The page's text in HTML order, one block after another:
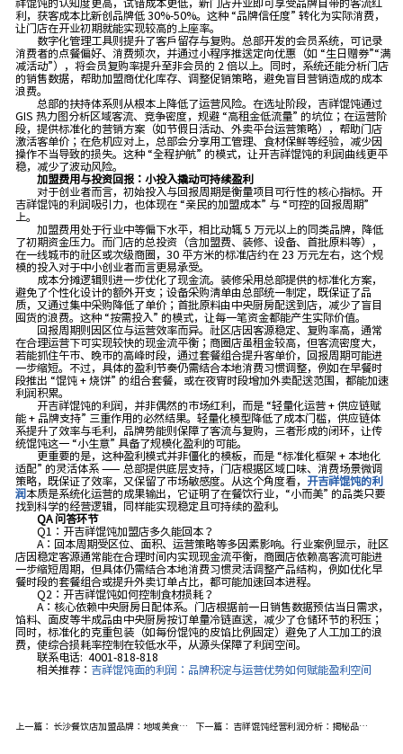
利，获客成本比新创品牌低 30%-50%。这种 “品牌信任度” 转化为实际消费，
让门店在开业初期就能实现较高的上座率。
数字化管理工具则提升了客户留存与复购。总部开发的会员系统，可记录
消费者的点餐偏好、消费频次，并通过小程序推送定向优惠（如 “生日赠券”“满
减活动”），将会员复购率提升至非会员的 2 倍以上。同时，系统还能分析门店
的销售数据，帮助加盟商优化库存、调整促销策略，避免盲目营销造成的成本
浪费。
总部的扶持体系则从根本上降低了运营风险。在选址阶段，吉祥馄饨通过
GIS 热力图分析区域客流、竞争密度，规避 “高租金低流量” 的坑位；在运营阶
段，提供标准化的营销方案（如节假日活动、外卖平台运营策略），帮助门店
激活客单价；在危机应对上，总部会分享用工管理、食材保鲜等经验，减少因
操作不当导致的损失。这种 “全程护航” 的模式，让开吉祥馄饨的利润曲线更平
稳，减少了波动风险。
加盟费用与投资回报：小投入撬动可持续盈利
对于创业者而言，初始投入与回报周期是衡量项目可行性的核心指标。开
吉祥馄饨的利润吸引力，也体现在 “亲民的加盟成本” 与 “可控的回报周期”
上。
加盟费用处于行业中等偏下水平，相比动辄 5 万元以上的同类品牌，降低
了初期资金压力。而门店的总投资（含加盟费、装修、设备、首批原料等），
在一线城市的社区或次级商圈，30 平方米的标准店约在 23 万元左右，这个规
模的投入对于中小创业者而言更易承受。
成本分摊逻辑则进一步优化了现金流。装修采用总部提供的标准化方案，
避免了个性化设计的额外开支；设备采购清单由总部统一制定，既保证了品
质，又通过集中采购降低了单价；首批原料由中央厨房配送到店，减少了盲目
囤货的浪费。这种 “按需投入” 的模式，让每一笔资金都能产生实际价值。
回报周期则因区位与运营效率而异。社区店因客源稳定、复购率高，通常
在合理运营下可实现较快的现金流平衡；商圈店虽租金较高，但客流密度大，
若能抓住午市、晚市的高峰时段，通过套餐组合提升客单价，回报周期可能进
一步缩短。不过，具体的盈利节奏仍需结合本地消费习惯调整，例如在早餐时
段推出 “馄饨 + 烧饼” 的组合套餐，或在夜宵时段增加外卖配送范围，都能加速
利润积累。
开吉祥馄饨的利润，并非偶然的市场红利，而是 “轻量化运营 + 供应链赋
能 + 品牌支持” 三重作用的必然结果。轻量化模型降低了成本门槛，供应链体
系提升了效率与毛利，品牌势能则保障了客流与复购，三者形成的闭环，让传
统馄饨这一 “小生意” 具备了规模化盈利的可能。
更重要的是，这种盈利模式并非僵化的模板，而是 “标准化框架 + 本地化
适配” 的灵活体系 —— 总部提供底层支持，门店根据区域口味、消费场景微调
策略，既保证了效率，又保留了市场敏感度。从这个角度看， 开吉祥馄饨的利
润本质是系统化运营的成果输出，它证明了在餐饮行业，“小而美” 的品类只要
找到科学的经营逻辑，同样能实现稳定且可持续的盈利。
QA 问答环节
Q1：开吉祥馄饨加盟店多久能回本？
A：回本周期受区位、面积、运营策略等多因素影响。行业案例显示，社区
店因稳定客源通常能在合理时间内实现现金流平衡，商圈店依赖高客流可能进
一步缩短周期，但具体仍需结合本地消费习惯灵活调整产品结构，例如优化早
餐时段的套餐组合或提升外卖订单占比，都可能加速回本进程。
Q2：开吉祥馄饨如何控制食材损耗？
A：核心依赖中央厨房日配体系。门店根据前一日销售数据预估当日需求，
馅料、面皮等半成品由中央厨房按订单量冷链直送，减少了仓储环节的积压；
同时，标准化的克重包装（如每份馄饨的皮馅比例固定）避免了人工加工的浪
费，使综合损耗率控制在较低水平，从源头保障了利润空间。
联系电话: 4001-818-818
相关推荐： 吉祥馄饨面的利润：品牌积淀与运营优势如何赋能盈利空间
上一篇： 长沙餐饮店加盟品牌：地域美食市场化的发展逻辑 下一篇： 吉祥馄饨经营利润分析：揭秘品牌稳健发展的财务密码